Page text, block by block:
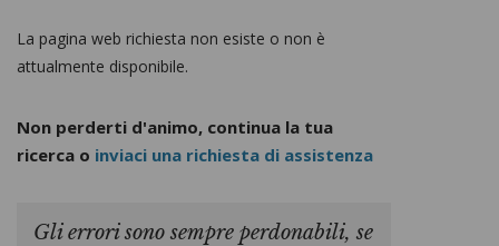
La pagina web richiesta non esiste o non è
attualmente disponibile.
Non perderti d'animo, continua la tua
ricerca o inviaci una richiesta di assistenza
Gli errori sono sempre perdonabili, se